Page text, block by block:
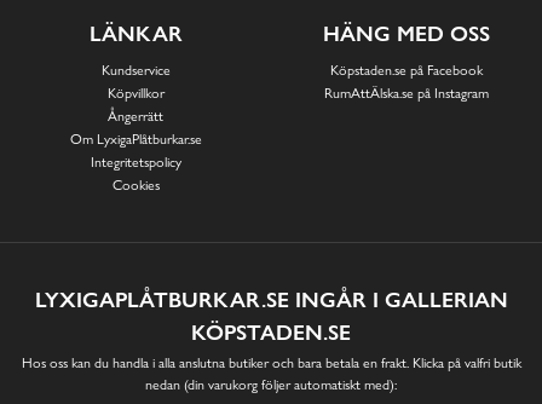
LÄNKAR
Kundservice
Köpvillkor
Ångerrätt
Om LyxigaPlåtburkar.se
Integritetspolicy
Cookies
HÄNG MED OSS
Köpstaden.se på Facebook
RumAttÄlska.se på Instagram
LYXIGAPLÅTBURKAR.SE INGÅR I GALLERIAN
KÖPSTADEN.SE
Hos oss kan du handla i alla anslutna butiker och bara betala en frakt. Klicka på valfri butik
nedan (din varukorg följer automatiskt med):